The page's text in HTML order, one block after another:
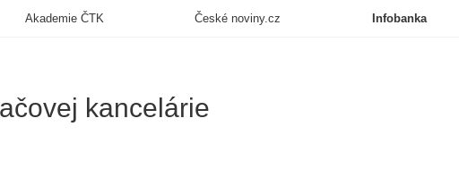
kancelárie
Infobanka
Akademie ČTK České noviny.cz